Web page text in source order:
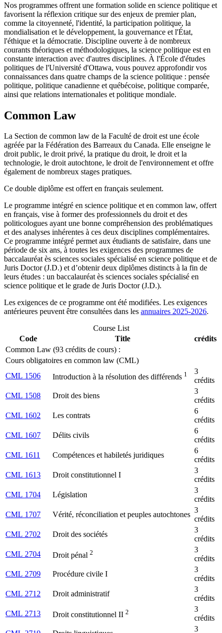
Nos programmes offrent une formation solide en science politique et
favorisent la réflexion critique sur des enjeux de premier plan,
comme la citoyenneté, l'identité, la participation politique, la
mondialisation et le développement, la gouvernance et l'État,
l'éthique et la démocratie. Discipline ouverte à de nombreux
courants théoriques et méthodologiques, la science politique est en
constante interaction avec d'autres disciplines. À l'École d'études
politiques de l'Université d'Ottawa, vous pouvez approfondir vos
connaissances dans quatre champs de la science politique : pensée
politique, politique canadienne et québécoise, politique comparée,
ainsi que relations internationales et politique mondiale.
Common Law
La Section de common law de la Faculté de droit est une école
agréée par la Fédération des Barreaux du Canada. Elle enseigne le
droit public, le droit privé, la pratique du droit, le droit et la
technologie, le droit autochtone, le droit de l'environnement et offre
également de nombreux stages pratiques.
Ce double diplôme est offert en français seulement.
Le programme intégré en science politique et en common law, offert
en français, vise à former des professionnels du droit et des
politicologues ayant une bonne compréhension des problématiques
et des analyses inhérentes à ces deux disciplines complémentaires.
Ce programme intégré permet aux étudiants de satisfaire, dans une
période de six ans, à toutes les exigences des programmes de
baccalauréat ès sciences sociales spécialisé en science politique et de
Juris Doctor (J.D.) et d’obtenir deux diplômes distincts à la fin de
leurs études : un baccalauréat ès sciences sociales spécialisé en
science politique et le grade de Juris Doctor (J.D.).
Les exigences de ce programme ont été modifiées. Les exigences
antérieures peuvent être consultées dans les annuaires 2025-2026.
Course List
Code
Title
crédits
Common Law (93 crédits de cours) :
Cours obligatoires en common law (CML)
CML 1506
Introduction à la résolution des différends 1
3
crédits
CML 1508
Droit des biens
3
crédits
CML 1602
Les contrats
6
crédits
CML 1607
Délits civils
6
crédits
CML 1611
Compétences et habiletés juridiques
6
crédits
CML 1613
Droit constitutionnel I
3
crédits
CML 1704
Législation
3
crédits
CML 1707
Vérité, réconciliation et peuples autochtones
3
crédits
CML 2702
Droit des sociétés
3
crédits
CML 2704
Droit pénal 2
3
crédits
CML 2709
Procédure civile I
3
crédits
CML 2712
Droit administratif
3
crédits
CML 2713
Droit constitutionnel II 2
3
crédits
3